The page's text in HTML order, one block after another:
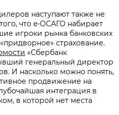
наступают также не
что e-ОСАГО набирает
игроки рынка банковских
страхование.
«Сбербанк
генеральный директор
И насколько можно понять,
продвижение на
интеграция в
в которой нет места